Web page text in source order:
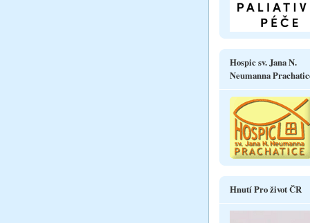
Hospic sv. Jana N.
Neumanna
Hnutí Pro život ČR